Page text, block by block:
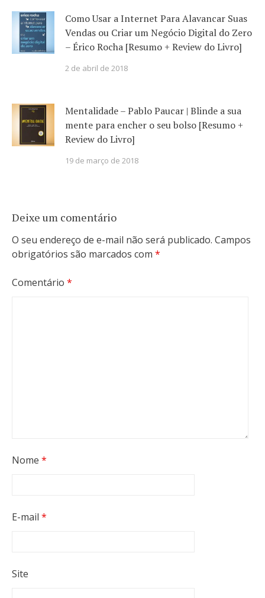
Como Usar a Internet Para Alavancar Suas
Vendas ou Criar um Negócio Digital do Zero
– Érico Rocha [Resumo + Review do Livro]
2 de abril de 2018
Mentalidade – Pablo Paucar | Blinde a sua
mente para encher o seu bolso [Resumo +
Review do Livro]
19 de março de 2018
Deixe um comentário
O seu endereço de e-mail não será publicado. Campos
obrigatórios são marcados com *
Comentário *
Nome *
E-mail *
Site